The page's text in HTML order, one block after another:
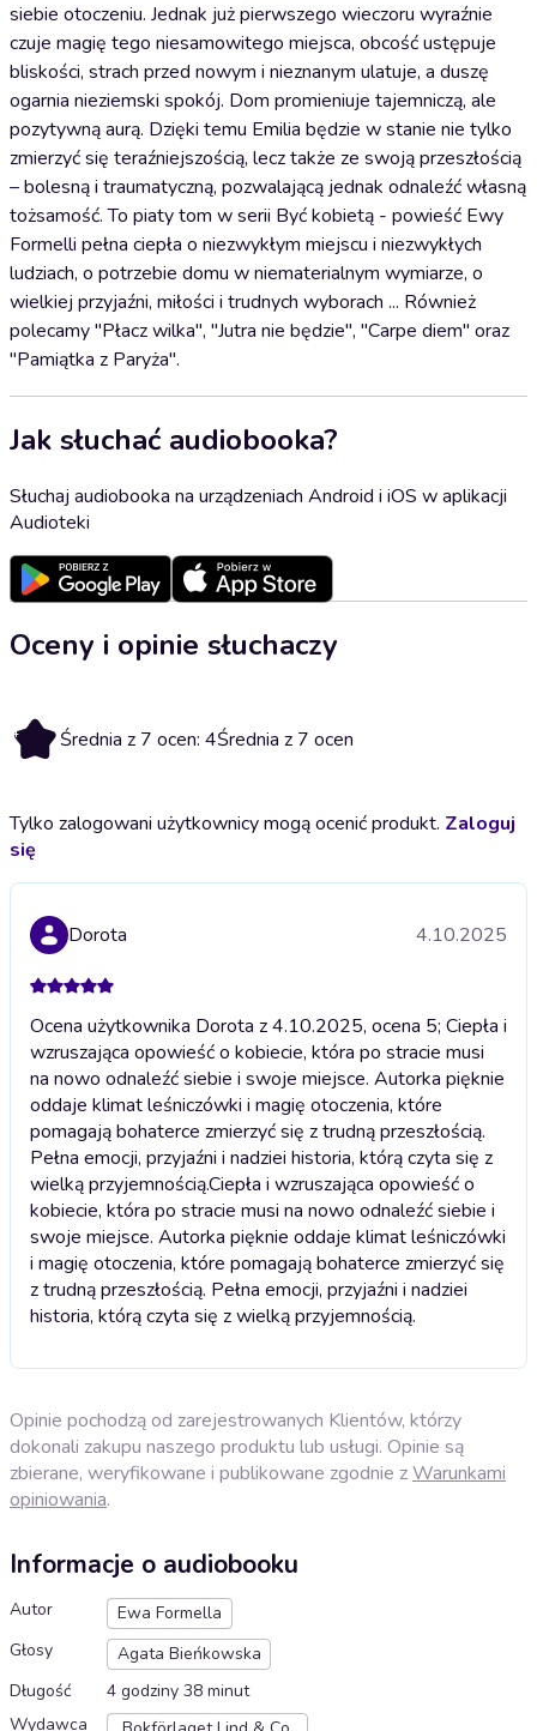
siebie otoczeniu. Jednak już pierwszego wieczoru wyraźnie
czuje magię tego niesamowitego miejsca, obcość ustępuje
bliskości, strach przed nowym i nieznanym ulatuje, a duszę
ogarnia nieziemski spokój. Dom promieniuje tajemniczą, ale
pozytywną aurą. Dzięki temu Emilia będzie w stanie nie tylko
zmierzyć się teraźniejszością, lecz także ze swoją przeszłością
– bolesną i traumatyczną, pozwalającą jednak odnaleźć własną
tożsamość. To piaty tom w serii Być kobietą - powieść Ewy
Formelli pełna ciepła o niezwykłym miejscu i niezwykłych
ludziach, o potrzebie domu w niematerialnym wymiarze, o
wielkiej przyjaźni, miłości i trudnych wyborach ... Również
polecamy "Płacz wilka", "Jutra nie będzie", "Carpe diem" oraz
"Pamiątka z Paryża".
Jak słuchać audiobooka?
Słuchaj audiobooka na urządzeniach Android i iOS w aplikacji
Audioteki
Oceny i opinie słuchaczy
4 Średnia z 7 ocen: 4Średnia z 7 ocen
Tylko zalogowani użytkownicy mogą ocenić produkt. Zaloguj
się
Dorota 4.10.2025
Ocena użytkownika Dorota z 4.10.2025, ocena 5; Ciepła i
wzruszająca opowieść o kobiecie, która po stracie musi
na nowo odnaleźć siebie i swoje miejsce. Autorka pięknie
oddaje klimat leśniczówki i magię otoczenia, które
pomagają bohaterce zmierzyć się z trudną przeszłością.
Pełna emocji, przyjaźni i nadziei historia, którą czyta się z
wielką przyjemnością.Ciepła i wzruszająca opowieść o
kobiecie, która po stracie musi na nowo odnaleźć siebie i
swoje miejsce. Autorka pięknie oddaje klimat leśniczówki
i magię otoczenia, które pomagają bohaterce zmierzyć się
z trudną przeszłością. Pełna emocji, przyjaźni i nadziei
historia, którą czyta się z wielką przyjemnością.
Opinie pochodzą od zarejestrowanych Klientów, którzy
dokonali zakupu naszego produktu lub usługi. Opinie są
zbierane, weryfikowane i publikowane zgodnie zWarunkami
opiniowania.
Informacje o audiobooku
Autor
Ewa Formella
Głosy
Agata Bieńkowska
Długość
4 godziny 38 minut
Wydawca